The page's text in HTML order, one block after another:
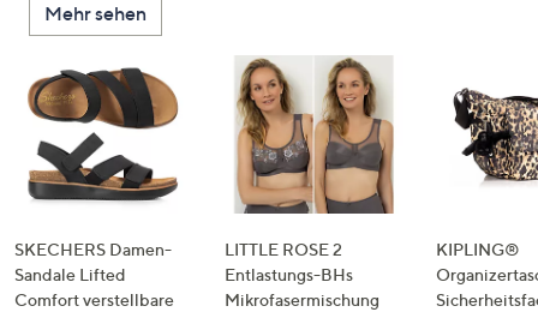
Mehr sehen
SKECHERS Damen-
Sandale Lifted
Comfort verstellbare
LITTLE ROSE 2
Entlastungs-BHs
Mikrofasermischung
KIPLING®